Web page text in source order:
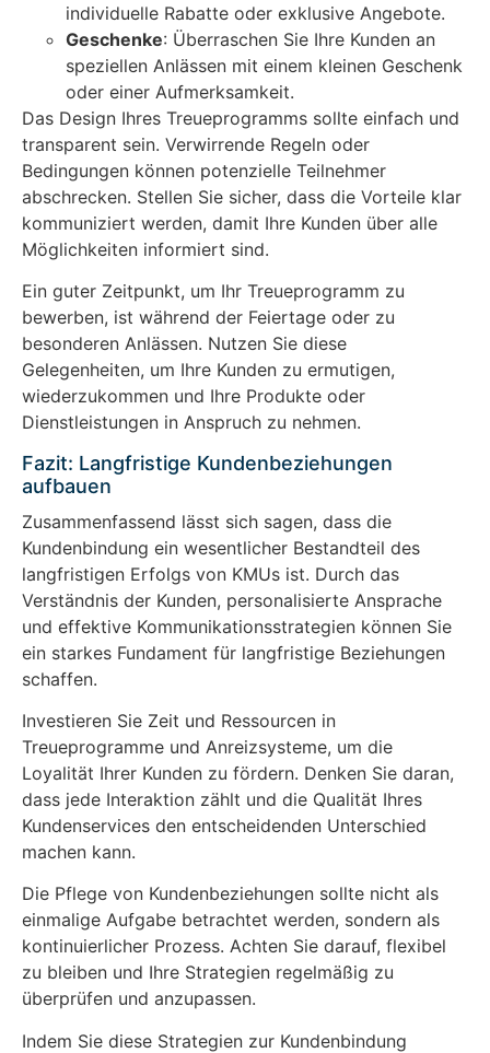
individuelle Rabatte oder exklusive Angebote.
Geschenke: Überraschen Sie Ihre Kunden an
speziellen Anlässen mit einem kleinen Geschenk
oder einer Aufmerksamkeit.
Das Design Ihres Treueprogramms sollte einfach und
transparent sein. Verwirrende Regeln oder
Bedingungen können potenzielle Teilnehmer
abschrecken. Stellen Sie sicher, dass die Vorteile klar
kommuniziert werden, damit Ihre Kunden über alle
Möglichkeiten informiert sind.
Ein guter Zeitpunkt, um Ihr Treueprogramm zu
bewerben, ist während der Feiertage oder zu
besonderen Anlässen. Nutzen Sie diese
Gelegenheiten, um Ihre Kunden zu ermutigen,
wiederzukommen und Ihre Produkte oder
Dienstleistungen in Anspruch zu nehmen.
Fazit: Langfristige Kundenbeziehungen
aufbauen
Zusammenfassend lässt sich sagen, dass die
Kundenbindung ein wesentlicher Bestandteil des
langfristigen Erfolgs von KMUs ist. Durch das
Verständnis der Kunden, personalisierte Ansprache
und effektive Kommunikationsstrategien können Sie
ein starkes Fundament für langfristige Beziehungen
schaffen.
Investieren Sie Zeit und Ressourcen in
Treueprogramme und Anreizsysteme, um die
Loyalität Ihrer Kunden zu fördern. Denken Sie daran,
dass jede Interaktion zählt und die Qualität Ihres
Kundenservices den entscheidenden Unterschied
machen kann.
Die Pflege von Kundenbeziehungen sollte nicht als
einmalige Aufgabe betrachtet werden, sondern als
kontinuierlicher Prozess. Achten Sie darauf, flexibel
zu bleiben und Ihre Strategien regelmäßig zu
überprüfen und anzupassen.
Indem Sie diese Strategien zur Kundenbindung